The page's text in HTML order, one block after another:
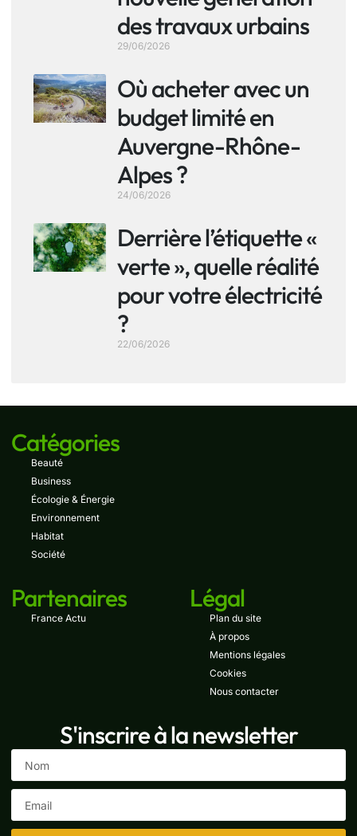
des travaux urbains
29/06/2026
Où acheter avec un
budget limité en
Auvergne-Rhône-
Alpes ?
24/06/2026
Derrière l’étiquette «
verte », quelle réalité
pour votre électricité
?
22/06/2026
Catégories
Beauté
Business
Écologie & Énergie
Environnement
Habitat
Société
Partenaires
France Actu
Légal
Plan du site
À propos
Mentions légales
Cookies
Nous contacter
S'inscrire à la newsletter